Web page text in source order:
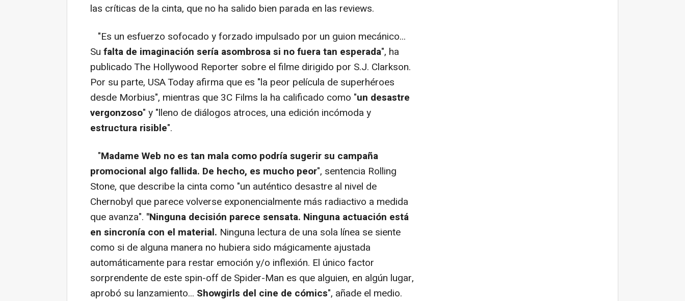
las críticas de la cinta, que no ha salido bien parada en las reviews.
"Es un esfuerzo sofocado y forzado impulsado por un guion mecánico...
Su falta de imaginación sería asombrosa si no fuera tan esperada", ha
publicado The Hollywood Reporter sobre el filme dirigido por S.J. Clarkson.
Por su parte, USA Today afirma que es "la peor película de superhéroes
desde Morbius", mientras que 3C Films la ha calificado como "un desastre
vergonzoso" y "lleno de diálogos atroces, una edición incómoda y
estructura risible".
"Madame Web no es tan mala como podría sugerir su campaña
promocional algo fallida. De hecho, es mucho peor", sentencia Rolling
Stone, que describe la cinta como "un auténtico desastre al nivel de
Chernobyl que parece volverse exponencialmente más radiactivo a medida
que avanza". "Ninguna decisión parece sensata. Ninguna actuación está
en sincronía con el material. Ninguna lectura de una sola línea se siente
como si de alguna manera no hubiera sido mágicamente ajustada
automáticamente para restar emoción y/o inflexión. El único factor
sorprendente de este spin-off de Spider-Man es que alguien, en algún lugar,
aprobó su lanzamiento... Showgirls del cine de cómics", añade el medio.